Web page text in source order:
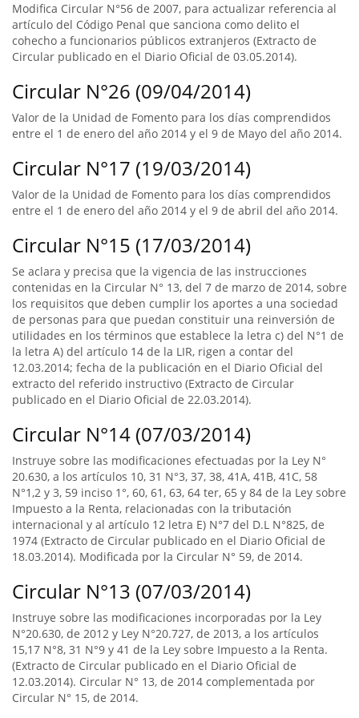
Modifica Circular N°56 de 2007, para actualizar referencia al
artículo del Código Penal que sanciona como delito el
cohecho a funcionarios públicos extranjeros (Extracto de
Circular publicado en el Diario Oficial de 03.05.2014).
Circular N°26 (09/04/2014)
Valor de la Unidad de Fomento para los días comprendidos
entre el 1 de enero del año 2014 y el 9 de Mayo del año 2014.
Circular N°17 (19/03/2014)
Valor de la Unidad de Fomento para los días comprendidos
entre el 1 de enero del año 2014 y el 9 de abril del año 2014.
Circular N°15 (17/03/2014)
Se aclara y precisa que la vigencia de las instrucciones
contenidas en la Circular N° 13, del 7 de marzo de 2014, sobre
los requisitos que deben cumplir los aportes a una sociedad
de personas para que puedan constituir una reinversión de
utilidades en los términos que establece la letra c) del N°1 de
la letra A) del artículo 14 de la LIR, rigen a contar del
12.03.2014; fecha de la publicación en el Diario Oficial del
extracto del referido instructivo (Extracto de Circular
publicado en el Diario Oficial de 22.03.2014).
Circular N°14 (07/03/2014)
Instruye sobre las modificaciones efectuadas por la Ley N°
20.630, a los artículos 10, 31 N°3, 37, 38, 41A, 41B, 41C, 58
N°1,2 y 3, 59 inciso 1°, 60, 61, 63, 64 ter, 65 y 84 de la Ley sobre
Impuesto a la Renta, relacionadas con la tributación
internacional y al artículo 12 letra E) N°7 del D.L N°825, de
1974 (Extracto de Circular publicado en el Diario Oficial de
18.03.2014). Modificada por la Circular N° 59, de 2014.
Circular N°13 (07/03/2014)
Instruye sobre las modificaciones incorporadas por la Ley
N°20.630, de 2012 y Ley N°20.727, de 2013, a los artículos
15,17 N°8, 31 N°9 y 41 de la Ley sobre Impuesto a la Renta.
(Extracto de Circular publicado en el Diario Oficial de
12.03.2014). Circular N° 13, de 2014 complementada por
Circular N° 15, de 2014.